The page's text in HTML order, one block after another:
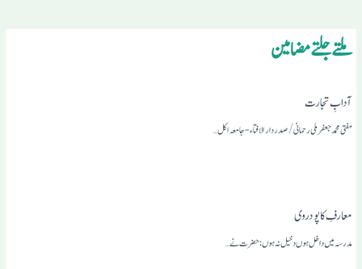
ملتے جلتے مضامین
آدابِ تجارت
مفتی محمد جعفر ملی رحمانی /صدر دار الافتاء- جامعہ اکل…
معارفِ کاپودروی
مدرسہ میں داخل ہوں دخیل نہ ہوں: حضرت نے…